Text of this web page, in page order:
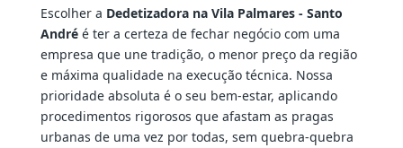
Escolher a Dedetizadora na Vila Palmares - Santo
Andréé ter a certeza de fechar negócio com uma
empresa que une tradição, o menor preço da região
e máxima qualidade na execução técnica. Nossa
prioridade absoluta é o seu bem-estar, aplicando
procedimentos rigorosos que afastam as pragas
urbanas de uma vez por todas, sem quebra-quebra